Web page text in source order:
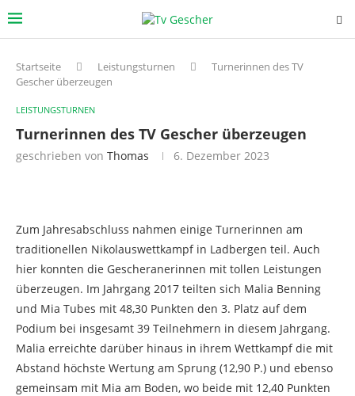
Startseite Leistungsturnen
Turnerinnen des TV
Gescher überzeugen
LEISTUNGSTURNEN
Turnerinnen des TV Gescher überzeugen
geschrieben von Thomas 6. Dezember 2023
Zum Jahresabschluss nahmen einige Turnerinnen am
traditionellen Nikolauswettkampf in Ladbergen teil. Auch
hier konnten die Gescheranerinnen mit tollen Leistungen
überzeugen. Im Jahrgang 2017 teilten sich Malia Benning
und Mia Tubes mit 48,30 Punkten den 3. Platz auf dem
Podium bei insgesamt 39 Teilnehmern in diesem Jahrgang.
Malia erreichte darüber hinaus in ihrem Wettkampf die mit
Abstand höchste Wertung am Sprung (12,90 P.) und ebenso
gemeinsam mit Mia am Boden, wo beide mit 12,40 Punkten